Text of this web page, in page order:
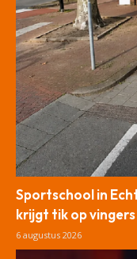
Sportschool in
krijgt tik op vingers
6 augustus 2026